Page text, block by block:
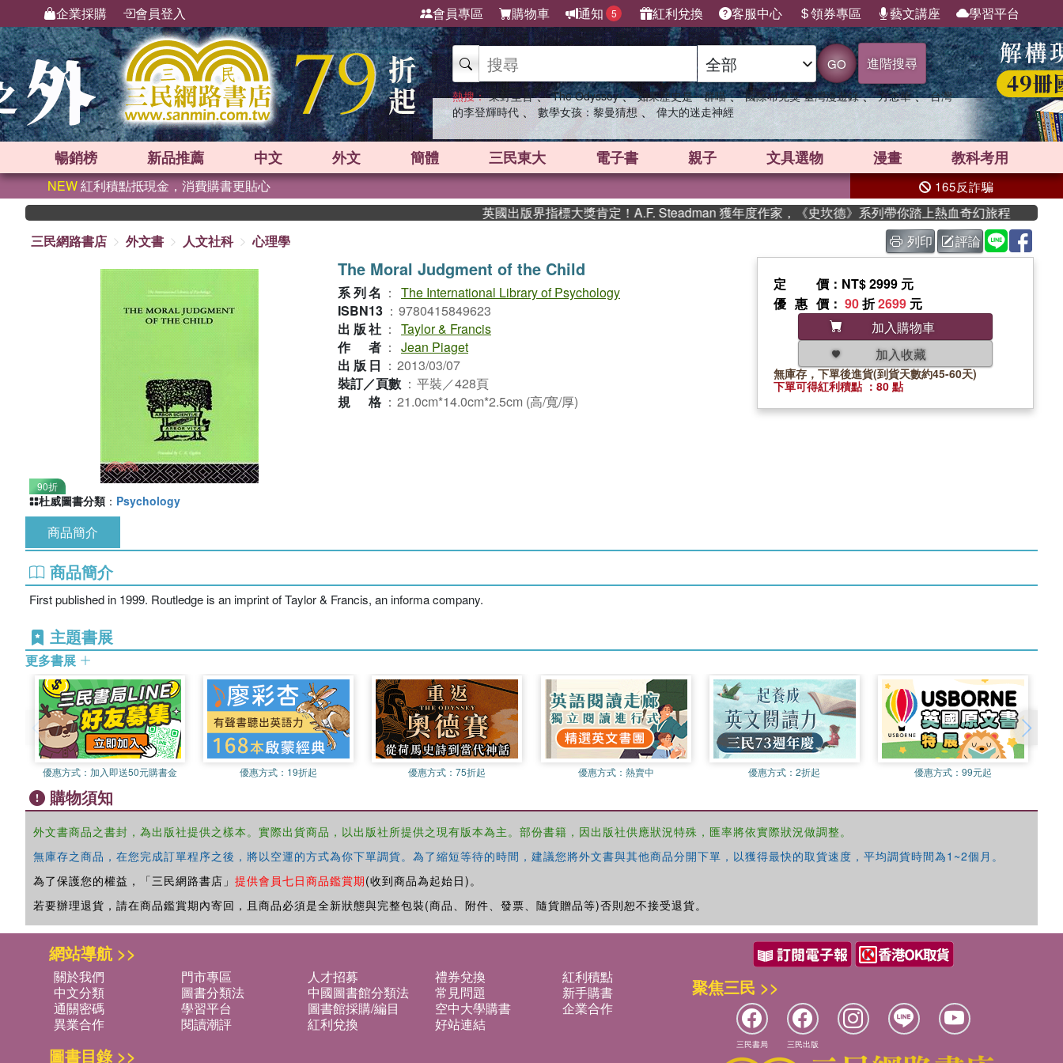
企業採購 會員登入 會員專區 購物車 通知 5 紅利兌換 客服中心 領券專區 藝文講座 學習平台
GO 進階搜尋
熱搜： 東野圭吾 、 The Odyssey 、 如果歷史是一群喵 、 國際布克獎 臺灣漫遊錄 、 方念華 、 台灣
的李登輝時代 、 數學女孩：黎曼猜想 、 偉大的迷走神經
暢銷榜 新品推薦 中文 外文 簡體 三民東大 電子書 親子 文具選物 漫畫 教科考用
NEW紅利積點抵現金，消費購書更貼心 165反詐騙
英國出版界指標大獎肯定！A.F. Steadman 獲年度作家，《史坎德》系列帶你踏上熱血奇幻旅程
三民網路書店
外文書 人文社科 心理學 列印 評論
90折
The Moral Judgment of the Child
系列名 ： The International Library of Psychology
ISBN13 ： 9780415849623
出版社 ： Taylor & Francis
作者 ： Jean Piaget
出版日 ： 2013/03/07
裝訂／頁數 ： 平裝／428頁
規格 ： 21.0cm*14.0cm*2.5cm (高/寬/厚)
定價 ：NT$ 2999 元
優惠價 ： 90折2699 元
加入購物車
加入收藏
無庫存，下單後進貨(到貨天數約45-60天)
下單可得紅利積點 ：80 點
杜威圖書分類 ： Psychology
商品簡介
商品簡介
First published in 1999. Routledge is an imprint of Taylor & Francis, an informa company.
主題書展
更多書展
優惠方式： 加入即送50元購書金 優惠方式： 19折起 優惠方式：75折起 優惠方式： 熱賣中 優惠方式：2折起 優惠方式：99元起
購物須知
外文書商品之書封，為出版社提供之樣本。實際出貨商品，以出版社所提供之現有版本為主。部份書籍，因出版社供應狀況特殊，匯率將依實際狀況做調整。
無庫存之商品，在您完成訂單程序之後，將以空運的方式為你下單調貨。為了縮短等待的時間，建議您將外文書與其他商品分開下單，以獲得最快的取貨速度，平均調貨時間為1~2個月。
為了保護您的權益，「三民網路書店」 提供會員七日商品鑑賞期(收到商品為起始日)。
若要辦理退貨，請在商品鑑賞期內寄回，且商品必須是全新狀態與完整包裝(商品、附件、發票、隨貨贈品等)否則恕不接受退貨。
網站導航 >>
關於我們 門市專區 人才招募 禮券兌換
紅利積點
中文分類
圖書分類法 中國圖書館分類法 常見問題
新手購書
通關密碼
學習平台 圖書館採購/編目 空中大學購書
企業合作
異業合作
閱讀潮評 紅利兌換 好站連結
圖書目錄 >>
聚焦三民 >>
三民書局 三民出版